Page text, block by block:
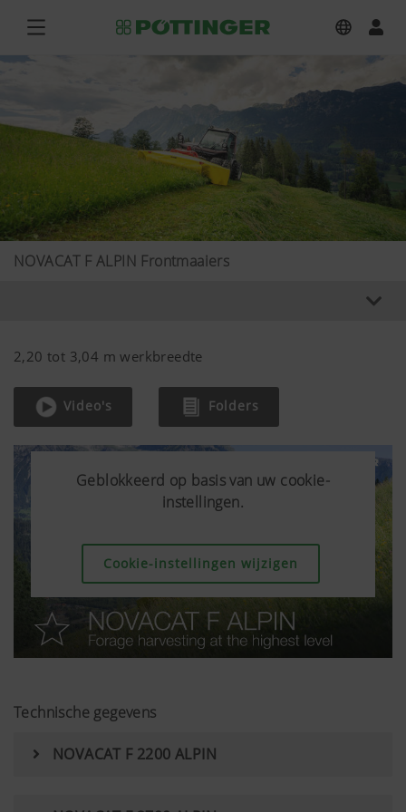
NOVACAT F ALPIN Frontmaaiers
2,20 tot 3,04 m werkbreedte
Video's Folders
Geblokkeerd op basis van uw cookie-
instellingen.
Cookie-instellingen wijzigen
Geblokkeerd op basis van uw cookie-
instellingen.
Cookie-instellingen wijzigen
Geblokkeerd op basis van uw cookie-
instellingen.
Cookie-instellingen wijzigen
Technische gegevens
NOVACAT F 2200 ALPIN